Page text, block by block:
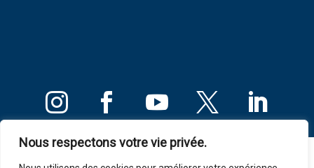
Nous respectons votre vie privée.